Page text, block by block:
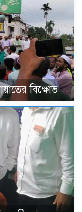
বিক্ষোভ